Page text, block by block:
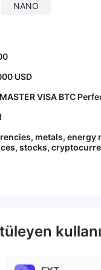
NANO
USD
VISA BTC
metals, energy
stocks,